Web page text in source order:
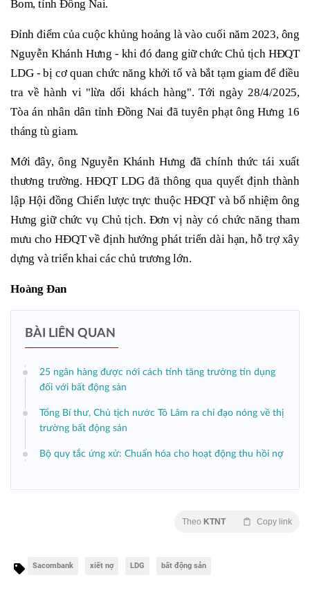
Bom, tỉnh Đồng Nai.
Đỉnh điểm của cuộc khủng hoảng là vào cuối năm 2023, ông
Nguyễn Khánh Hưng - khi đó đang giữ chức Chủ tịch HĐQT
LDG - bị cơ quan chức năng khởi tố và bắt tạm giam để điều
tra về hành vi "lừa dối khách hàng". Tới ngày 28/4/2025,
Tòa án nhân dân tỉnh Đồng Nai đã tuyên phạt ông Hưng 16
tháng tù giam.
Mới đây, ông Nguyễn Khánh Hưng đã chính thức tái xuất
thương trường. HĐQT LDG đã thông qua quyết định thành
lập Hội đồng Chiến lược trực thuộc HĐQT và bổ nhiệm ông
Hưng giữ chức vụ Chủ tịch. Đơn vị này có chức năng tham
mưu cho HĐQT về định hướng phát triển dài hạn, hỗ trợ xây
dựng và triển khai các chủ trương lớn.
Hoàng Đan
BÀI LIÊN QUAN
25 ngân hàng được nới cách tính tăng trưởng tín dụng
đối với bất động sản
Tổng Bí thư, Chủ tịch nước Tô Lâm ra chỉ đạo nóng về thị
trường bất động sản
Bộ quy tắc ứng xử: Chuẩn hóa cho hoạt động thu hồi nợ
Theo KTNT Copy link
Sacombank xiết nợ LDG bất động sản